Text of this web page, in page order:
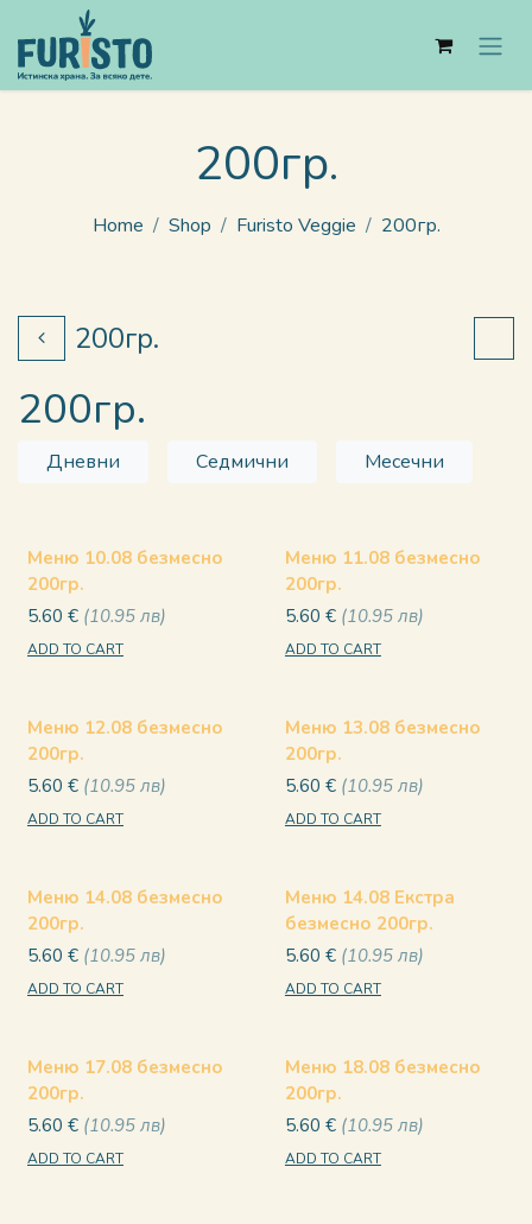
Skip to Content
200гр.
Home Shop Furisto Veggie 200гр.
200гр.
200гр.
Дневни Седмични Месечни
Меню 10.08 безмесно
200гр.
5.60 € 10.95 лв
ADD TO CART
Меню 11.08 безмесно
200гр.
5.60 € 10.95лв
ADD TO CART
Меню 12.08 безмесно
200гр.
5.60 € 10.95 лв
ADD TO CART
Меню 13.08 безмесно
200гр.
5.60 € 10.95лв
ADD TO CART
Меню 14.08 безмесно
200гр.
5.60 € 10.95 лв
ADD TO CART
Меню 14.08 Екстра
безмесно 200гр.
5.60 € 10.95лв
ADD TO CART
Меню 17.08 безмесно
200гр.
5.60 € 10.95 лв
ADD TO CART
Меню 18.08 безмесно
200гр.
5.60 € 10.95лв
ADD TO CART